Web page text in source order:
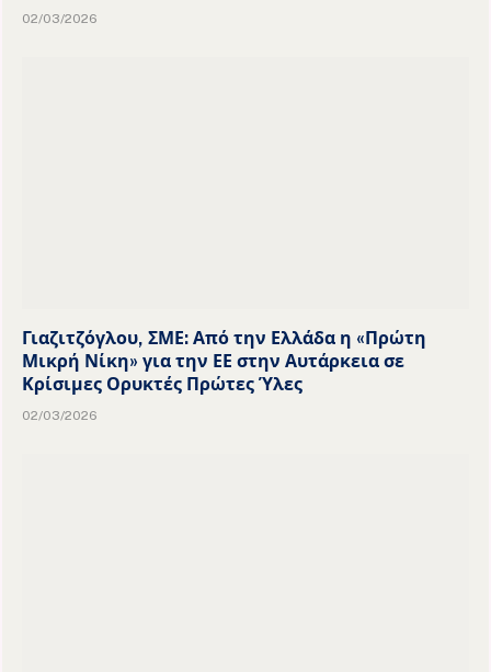
02/03/2026
Γιαζιτζόγλου, ΣΜΕ: Από την Ελλάδα η «Πρώτη
Μικρή Νίκη» για την ΕΕ στην Αυτάρκεια σε
Κρίσιμες Ορυκτές Πρώτες Ύλες
02/03/2026